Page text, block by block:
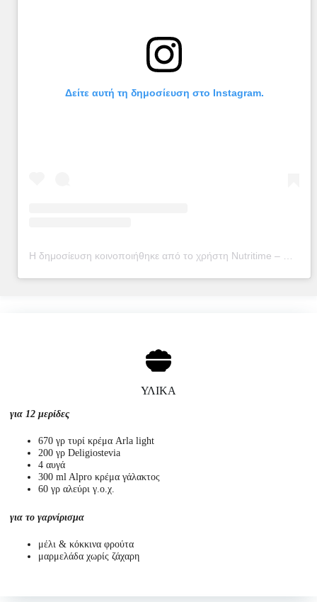
Δείτε αυτή τη δημοσίευση στο Instagram.
Η δημοσίευση κοινοποιήθηκε από το χρήστη Nutritime – Μαρία Βουτσινά (@nutritime_mv)
ΥΛΙΚΑ
για 12 μερίδες
670 γρ τυρί κρέμα Arla light
200 γρ Deligiostevia
4 αυγά
300 ml Alpro κρέμα γάλακτος
60 γρ αλεύρι γ.ο.χ.
για το γαρνίρισμα
μέλι & κόκκινα φρούτα
μαρμελάδα χωρίς ζάχαρη